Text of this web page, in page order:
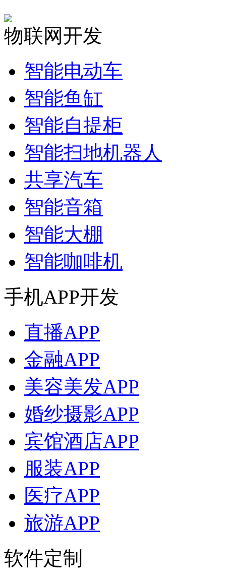
物联网开发
智能电动车
智能鱼缸
智能自提柜
智能扫地机器人
共享汽车
智能音箱
智能大棚
智能咖啡机
手机APP开发
直播APP
金融APP
美容美发APP
婚纱摄影APP
宾馆酒店APP
服装APP
医疗APP
旅游APP
软件定制